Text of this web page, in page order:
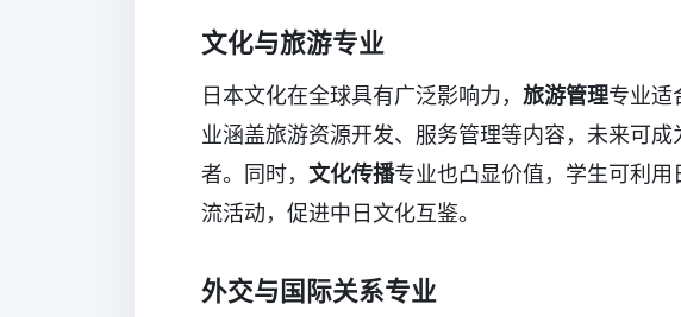
文化与旅游专业
日本文化在全球具有广泛影响力， 旅游管理专业适
业涵盖旅游资源开发、服务管理等内容，未来可
者。同时， 文化传播专业也凸显价值，学生可利
流活动，促进中日文化互鉴。
外交与国际关系专业